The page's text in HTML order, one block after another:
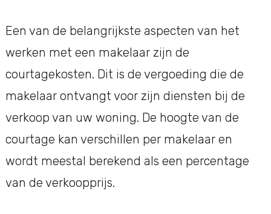
Een van de belangrijkste aspecten van het
werken met een makelaar zijn de
courtagekosten. Dit is de vergoeding die de
makelaar ontvangt voor zijn diensten bij de
verkoop van uw woning. De hoogte van de
courtage kan verschillen per makelaar en
wordt meestal berekend als een percentage
van de verkoopprijs.